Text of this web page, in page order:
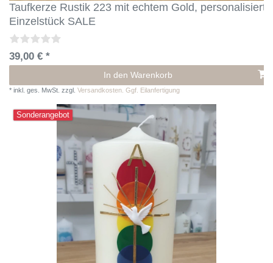
Taufkerze Rustik 223 mit echtem Gold,
Einzelstück SALE
39,00 € *
In den Warenkorb
* inkl. ges. MwSt. zzgl. Versandkosten. Ggf. Eilanfertigung
Sonderangebot